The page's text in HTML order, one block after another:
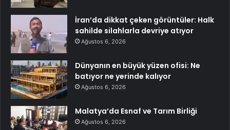
İran’da dikkat çeken görüntüler: Halk
sahilde silahlarla devriye atıyor
Ağustos 6, 2026
Dünyanın en büyük yüzen ofisi: Ne
batıyor ne yerinde kalıyor
Ağustos 6, 2026
Malatya’da Esnaf ve Tarım Birliği
Ağustos 6, 2026